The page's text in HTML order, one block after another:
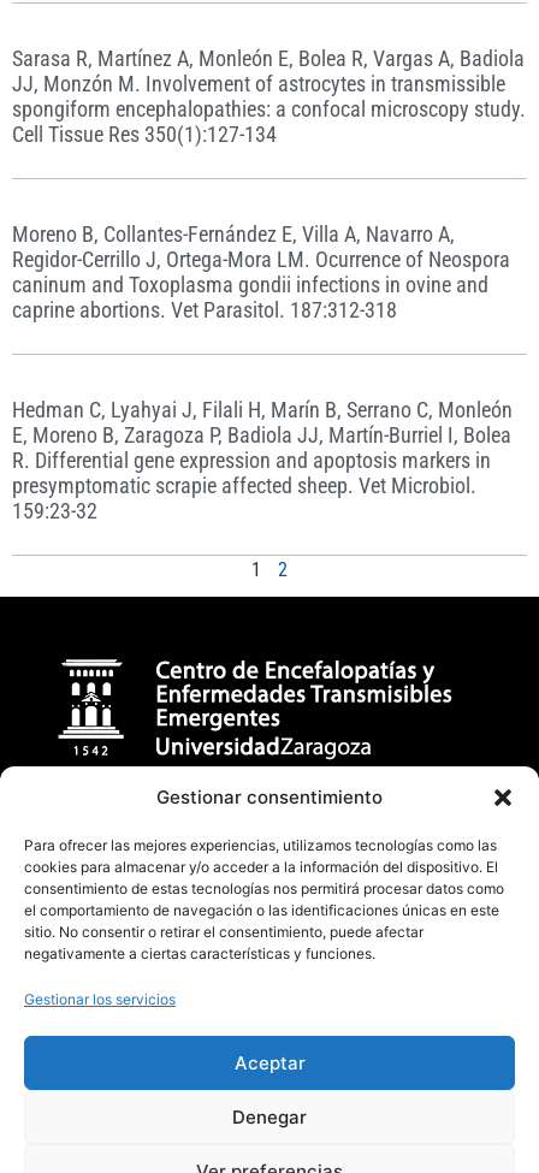
Gestionar consentimiento
Para ofrecer las mejores experiencias, utilizamos tecnologías como las
cookies para almacenar y/o acceder a la información del dispositivo. El
consentimiento de estas tecnologías nos permitirá procesar datos como
el comportamiento de navegación o las identificaciones únicas en este
sitio. No consentir o retirar el consentimiento, puede afectar
negativamente a ciertas características y funciones.
Gestionar los servicios
Aceptar
Denegar
Sarasa R, Martínez A, Monleón E, Bolea R, Vargas A, Badiola
JJ, Monzón M. Involvement of astrocytes in transmissible
spongiform encephalopathies: a confocal microscopy study.
Cell Tissue Res 350(1):127-134
Moreno B, Collantes-Fernández E, Villa A, Navarro A,
Regidor-Cerrillo J, Ortega-Mora LM. Ocurrence of Neospora
caninum and Toxoplasma gondii infections in ovine and
caprine abortions. Vet Parasitol. 187:312-318
Hedman C, Lyahyai J, Filali H, Marín B, Serrano C, Monleón
E, Moreno B, Zaragoza P, Badiola JJ, Martín-Burriel I, Bolea
R. Differential gene expression and apoptosis markers in
presymptomatic scrapie affected sheep. Vet Microbiol.
159:23-32
1 2
Centro de Encefalopatías y Enfermedades Transmisibles
Facultad de Veterinaria (Universidad de Zaragoza)
C/ Miguel Servet, 177 50013, Zaragoza (España)
badiola@unizar.es